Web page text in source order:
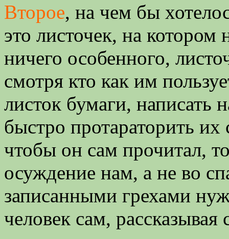
Второе, на чем бы
это листочек, на
ничего особенного,
смотря кто как им
листок бумаги, написать
быстро протараторить
чтобы он сам прочитал,
осуждение нам, а не во
записанными грехами
человек сам,